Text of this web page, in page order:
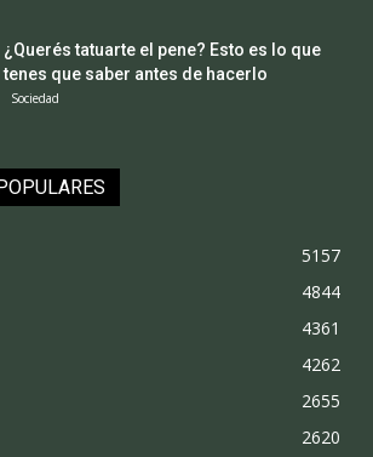
¿Querés tatuarte el pene? Esto es lo que
tenes que saber antes de hacerlo
Sociedad
5157
4844
4361
4262
2655
2620